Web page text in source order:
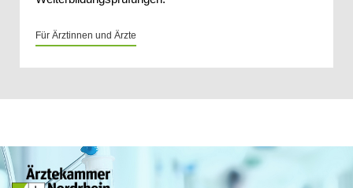
Für Ärztinnen und Ärzte